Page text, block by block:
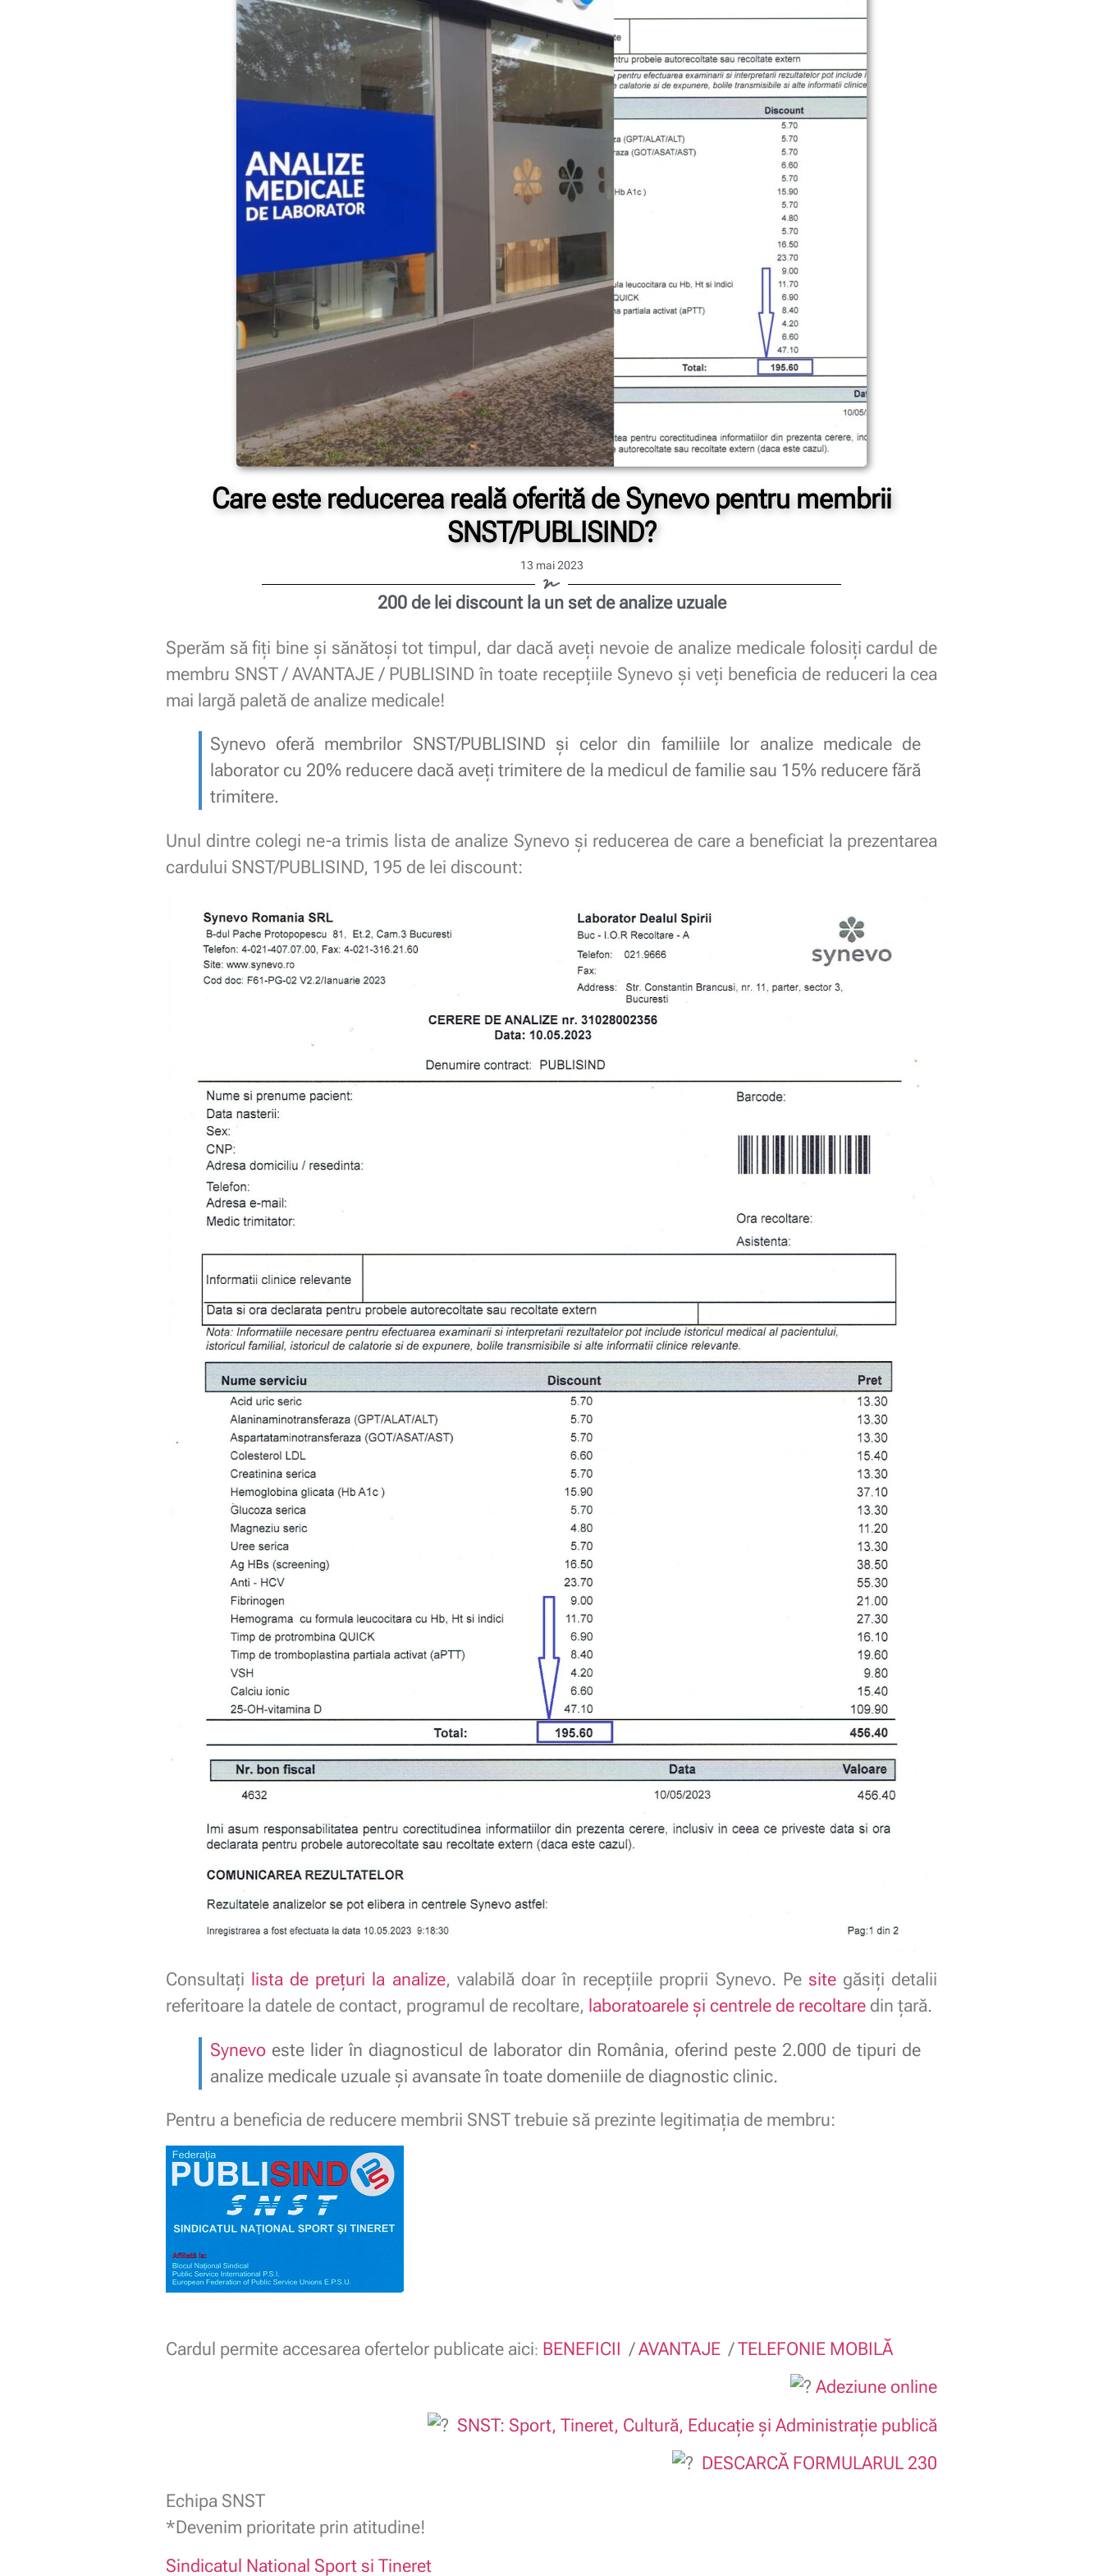
Care este reducerea reală oferită de Synevo pentru membrii
SNST/PUBLISIND?
13 mai 2023
200 de lei discount la un set de analize uzuale
Sperăm să fiți bine și sănătoși tot timpul, dar dacă aveți nevoie de analize medicale folosiți cardul de
membru SNST / AVANTAJE / PUBLISIND în toate recepțiile Synevo și veți beneficia de reduceri la cea
mai largă paletă de analize medicale!
Synevo oferă membrilor SNST/PUBLISIND și celor din familiile lor analize medicale de
laborator cu 20% reducere dacă aveți trimitere de la medicul de familie sau 15% reducere fără
trimitere.
Unul dintre colegi ne-a trimis lista de analize Synevo și reducerea de care a beneficiat la prezentarea
cardului SNST/PUBLISIND, 195 de lei discount:
Consultați lista de preţuri la analize, valabilă doar în recepțiile proprii Synevo. Pe site găsiţi detalii
referitoare la datele de contact, programul de recoltare, aboratoarele și centrele de recoltaredin țară.
Synevoeste lider în diagnosticul de laborator din România, oferind peste 2.000 de tipuri de
analize medicale uzuale și avansate în toate domeniile de diagnostic clinic.
Pentru a beneficia de reducere membrii SNST trebuie să prezinte legitimaţia de membru:
Cardul permite accesarea ofertelor publicate aici: BENEFICII /AVANTAJE/TELEFONIE MOBILĂ
Adeziune online
SNST: Sport, Tineret, Cultură, Educație și Administrație publică
DESCARCĂ FORMULARUL 230
Echipa SNST
*Devenim prioritate prin atitudine!
Sindicatul National Sport si Tineret